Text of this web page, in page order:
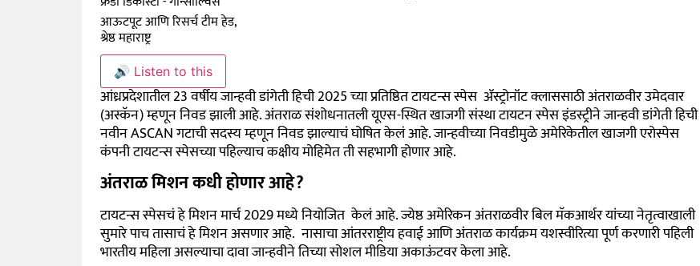
आऊटपूट आणि रिसर्च टीम हेड,
श्रेष्ठ महाराष्ट्र
🔊 Listen to this
आंध्रप्रदेशातील 23 वर्षीय जान्हवी डांगेती हिची 2025 च्या प्रतिष्ठित टायटन्स स्पेस ॲस्ट्रोनॉट क्लाससाठी अंतराळवीर उमेदवार
(अस्कॅन) म्हणून निवड झाली आहे. अंतराळ संशोधनातली यूएस-स्थित खाजगी संस्था टायटन स्पेस इंडस्ट्रीने जान्हवी डांगेती हिची
नवीन ASCAN गटाची सदस्य म्हणून निवड झाल्याचं घोषित केलं आहे. जान्हवीच्या निवडीमुळे अमेरिकेतील खाजगी एरोस्पेस
कंपनी टायटन्स स्पेसच्या पहिल्याच कक्षीय मोहिमेत ती सहभागी होणार आहे.
अंतराळ मिशन कधी होणार आहे?
टायटन्स स्पेसचं हे मिशन मार्च 2029 मध्ये नियोजित केलं आहे. ज्येष्ठ अमेरिकन अंतराळवीर बिल मॅकआर्थर यांच्या नेतृत्वाखाली
सुमारे पाच तासाचं हे मिशन असणार आहे. नासाचा आंतरराष्ट्रीय हवाई आणि अंतराळ कार्यक्रम यशस्वीरित्या पूर्ण करणारी पहिली
भारतीय महिला असल्याचा दावा जान्हवीने तिच्या सोशल मीडिया अकाऊंटवर केला आहे.